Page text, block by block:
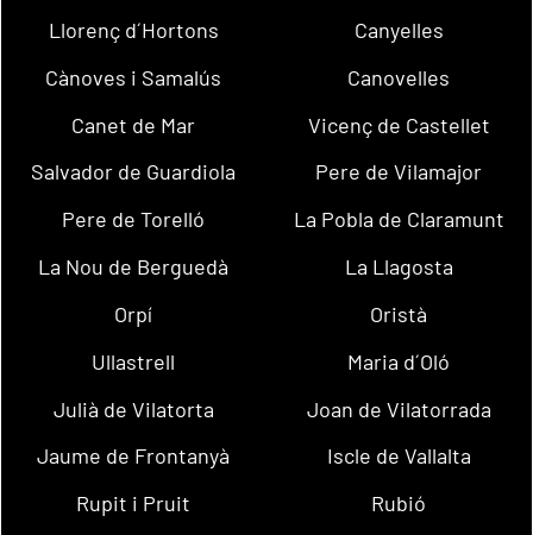
Llorenç d´Hortons
Canyelles
Cànoves i Samalús
Canovelles
Canet de Mar
Vicenç de Castellet
Salvador de Guardiola
Pere de Vilamajor
Pere de Torelló
La Pobla de Claramunt
La Nou de Berguedà
La Llagosta
Orpí
Oristà
Ullastrell
Maria d´Oló
Julià de Vilatorta
Joan de Vilatorrada
Jaume de Frontanyà
Iscle de Vallalta
Rupit i Pruit
Rubió